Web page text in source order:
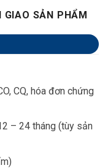
GIAO SẢN PHẨM
CQ, hóa đơn chứng
– 24 tháng (tùy sản